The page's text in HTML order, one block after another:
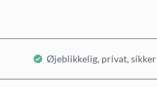
Øjeblikkelig, privat, sikker